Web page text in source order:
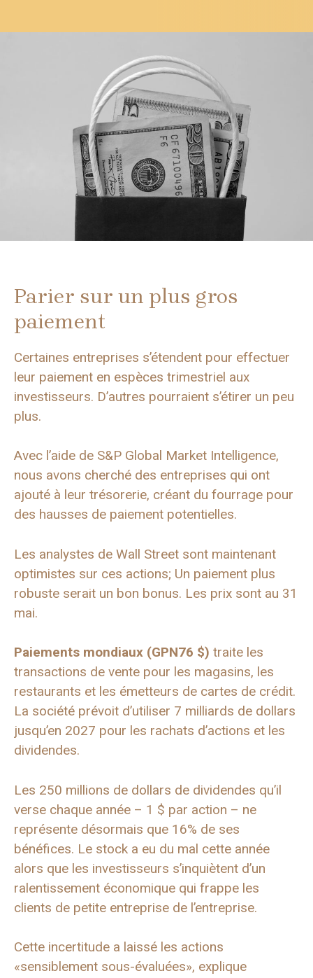
Parier sur un plus gros
paiement
Certaines entreprises s’étendent pour effectuer
leur paiement en espèces trimestriel aux
investisseurs. D’autres pourraient s’étirer un peu
plus.
Avec l’aide de S&P Global Market Intelligence,
nous avons cherché des entreprises qui ont
ajouté à leur trésorerie, créant du fourrage pour
des hausses de paiement potentielles.
Les analystes de Wall Street sont maintenant
optimistes sur ces actions; Un paiement plus
robuste serait un bon bonus. Les prix sont au 31
mai.
Paiements mondiaux (GPN76 $) traite les
transactions de vente pour les magasins, les
restaurants et les émetteurs de cartes de crédit.
La société prévoit d’utiliser 7 milliards de dollars
jusqu’en 2027 pour les rachats d’actions et les
dividendes.
Les 250 millions de dollars de dividendes qu’il
verse chaque année – 1 $ par action – ne
représente désormais que 16% de ses
bénéfices. Le stock a eu du mal cette année
alors que les investisseurs s’inquiètent d’un
ralentissement économique qui frappe les
clients de petite entreprise de l’entreprise.
Cette incertitude a laissé les actions
«sensiblement sous-évaluées», explique